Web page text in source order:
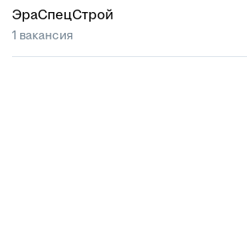
ЭраСпецСтрой
1 вакансия